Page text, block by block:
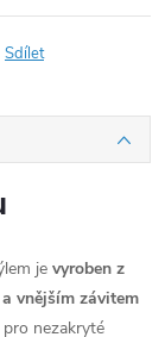
Sdílet
je vyroben z
vnějším závitem
nezakryté